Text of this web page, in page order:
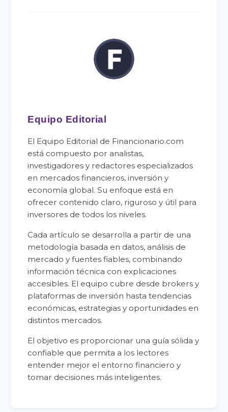
Equipo Editorial
El Equipo Editorial de Financionario.com
está compuesto por analistas,
investigadores y redactores especializados
en mercados financieros, inversión y
economía global. Su enfoque está en
ofrecer contenido claro, riguroso y útil para
inversores de todos los niveles.
Cada artículo se desarrolla a partir de una
metodología basada en datos, análisis de
mercado y fuentes fiables, combinando
información técnica con explicaciones
accesibles. El equipo cubre desde brokers y
plataformas de inversión hasta tendencias
económicas, estrategias y oportunidades en
distintos mercados.
El objetivo es proporcionar una guía sólida y
confiable que permita a los lectores
entender mejor el entorno financiero y
tomar decisiones más inteligentes.